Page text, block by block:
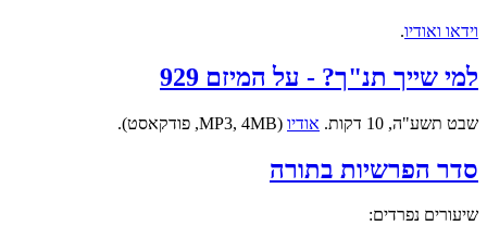
וידאו ואודיו.
למי שייך תנ"ך? - על המיזם 929
שבט תשע"ה, 10 דקות. אודיו (MP3, 4MB, פודקאסט).
סדר הפרשיות בתורה
שיעורים נפרדים: